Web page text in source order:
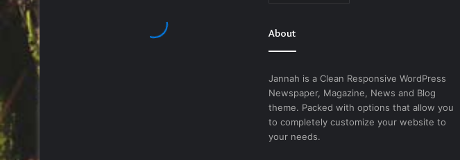
About
Jannah is a Clean Responsive WordPress
Newspaper, Magazine, News and Blog
theme. Packed with options that allow you
to completely customize your website to
your needs.